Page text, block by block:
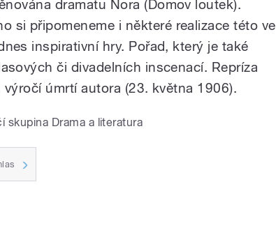
dramatu Nora (Domov loutek).
si připomeneme i některé realizace této ve
inspirativní hry. Pořad, který je také
či divadelních inscenací. Repríza
úmrtí autora (23. května 1906).
skupina Drama a literatura